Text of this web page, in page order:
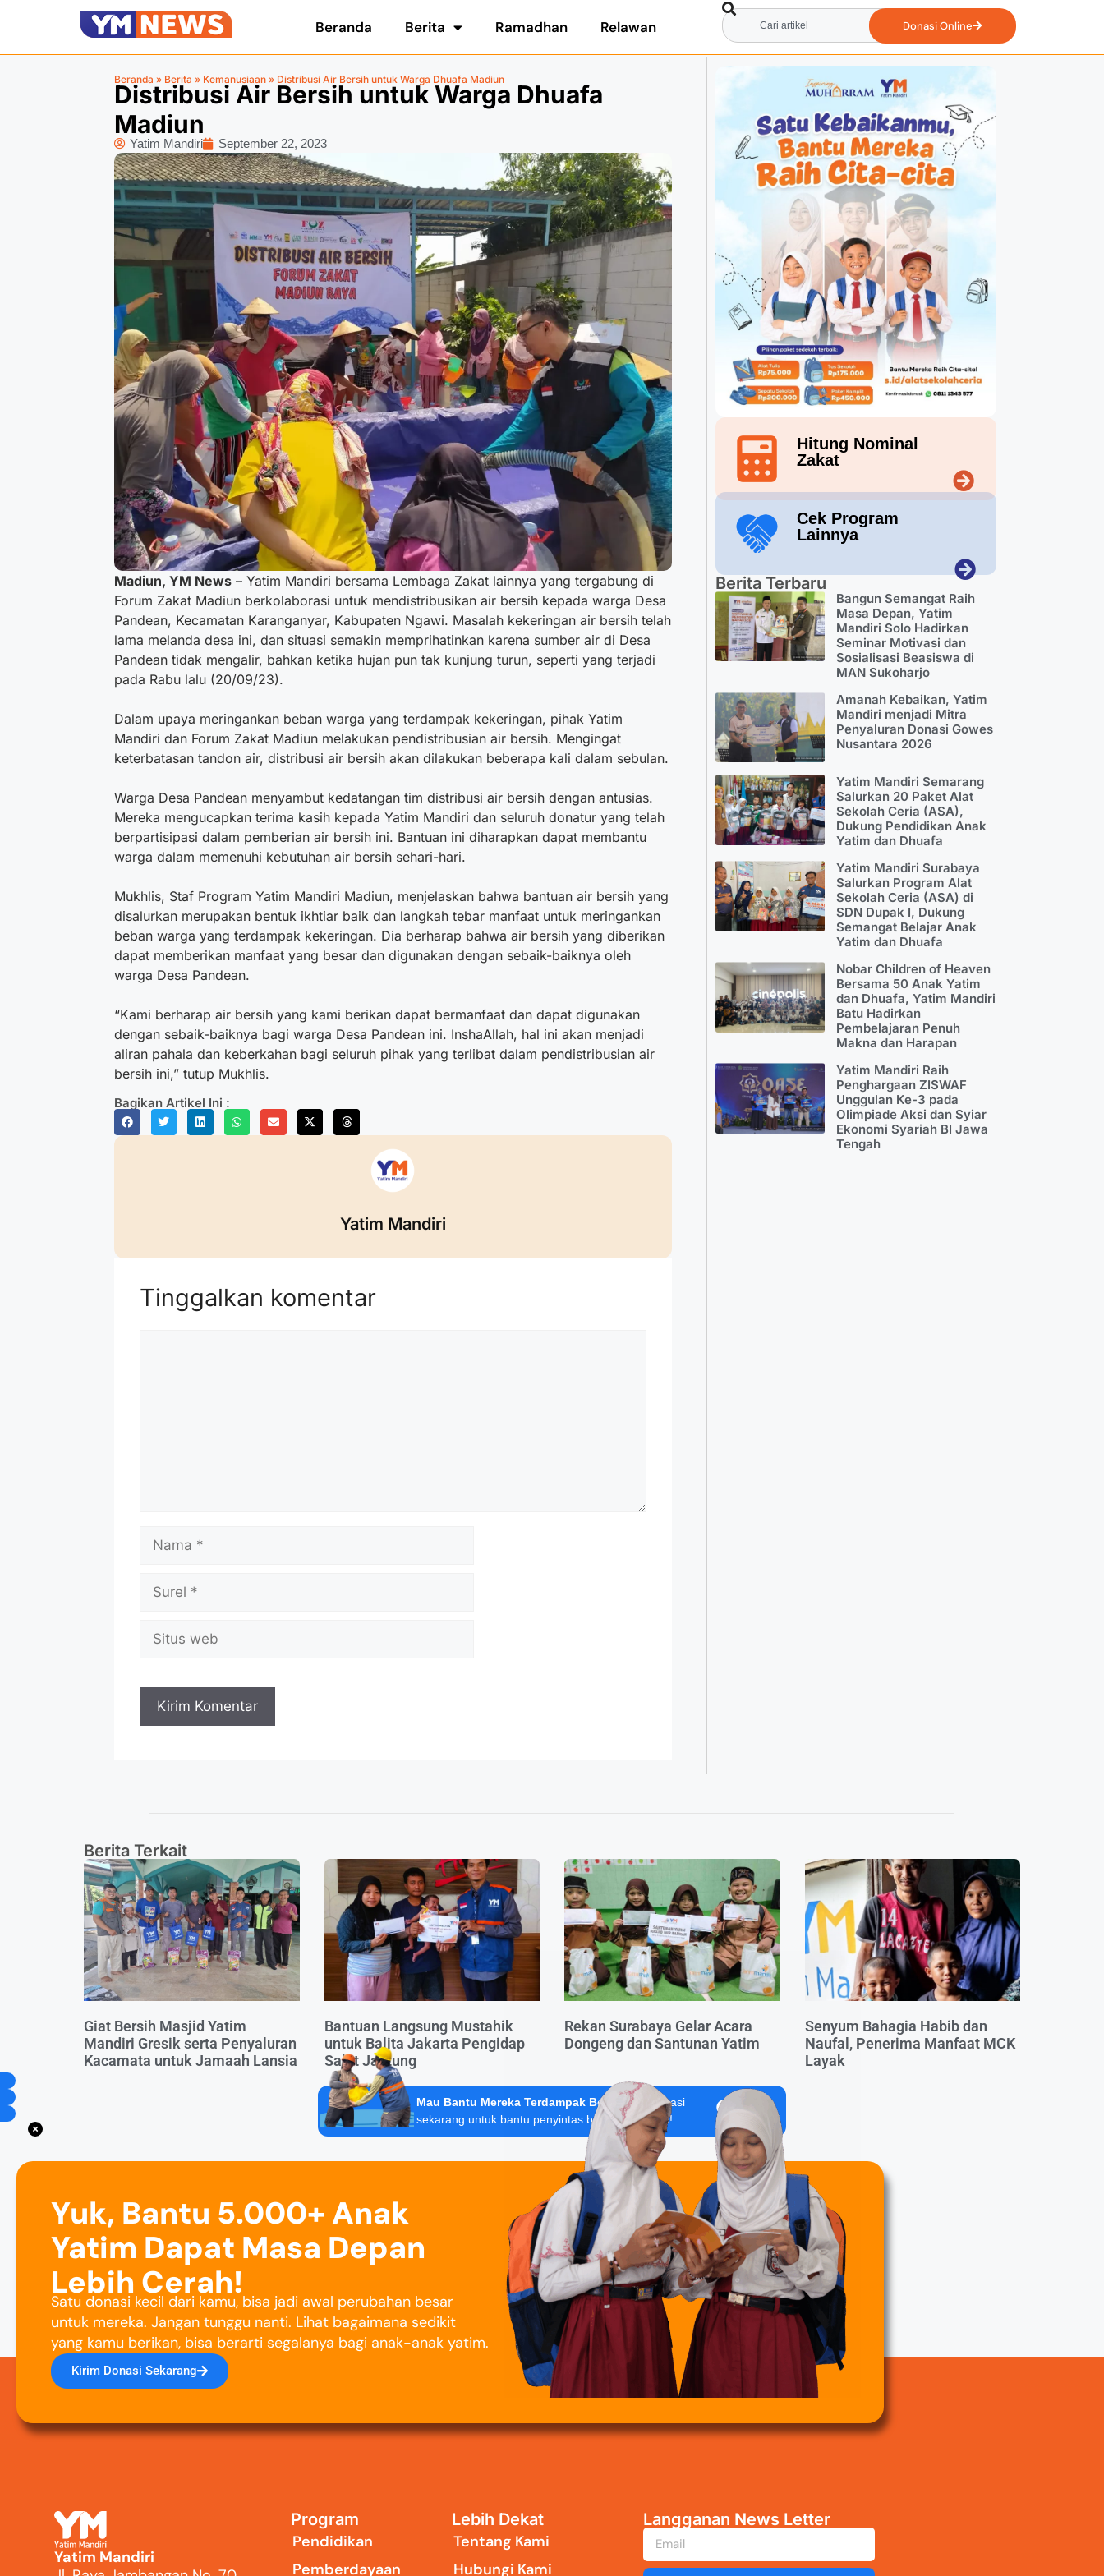
Beranda Berita Ramadhan Relawan Donasi Online
Beranda » Berita » Kemanusiaan » Distribusi Air Bersih untuk Warga Dhuafa Madiun
Distribusi Air Bersih untuk Warga Dhuafa
Madiun
Yatim Mandiri September 22, 2023
Madiun, YM News – Yatim Mandiri bersama Lembaga Zakat lainnya yang tergabung di
Forum Zakat Madiun berkolaborasi untuk mendistribusikan air bersih kepada warga Desa
Pandean, Kecamatan Karanganyar, Kabupaten Ngawi. Masalah kekeringan air bersih telah
lama melanda desa ini, dan situasi semakin memprihatinkan karena sumber air di Desa
Pandean tidak mengalir, bahkan ketika hujan pun tak kunjung turun, seperti yang terjadi
pada Rabu lalu (20/09/23).
Dalam upaya meringankan beban warga yang terdampak kekeringan, pihak Yatim
Mandiri dan Forum Zakat Madiun melakukan pendistribusian air bersih. Mengingat
keterbatasan tandon air, distribusi air bersih akan dilakukan beberapa kali dalam sebulan.
Warga Desa Pandean menyambut kedatangan tim distribusi air bersih dengan antusias.
Mereka mengucapkan terima kasih kepada Yatim Mandiri dan seluruh donatur yang telah
berpartisipasi dalam pemberian air bersih ini. Bantuan ini diharapkan dapat membantu
warga dalam memenuhi kebutuhan air bersih sehari-hari.
Mukhlis, Staf Program Yatim Mandiri Madiun, menjelaskan bahwa bantuan air bersih yang
disalurkan merupakan bentuk ikhtiar baik dan langkah tebar manfaat untuk meringankan
beban warga yang terdampak kekeringan. Dia berharap bahwa air bersih yang diberikan
dapat memberikan manfaat yang besar dan digunakan dengan sebaik-baiknya oleh
warga Desa Pandean.
“Kami berharap air bersih yang kami berikan dapat bermanfaat dan dapat digunakan
dengan sebaik-baiknya bagi warga Desa Pandean ini. InshaAllah, hal ini akan menjadi
aliran pahala dan keberkahan bagi seluruh pihak yang terlibat dalam pendistribusian air
bersih ini,” tutup Mukhlis.
Bagikan Artikel Ini :
Yatim Mandiri
Tinggalkan komentar
Hitung Nominal
Zakat
Cek Program
Lainnya
Berita Terbaru
Bangun Semangat Raih
Masa Depan, Yatim
Mandiri Solo Hadirkan
Seminar Motivasi dan
Sosialisasi Beasiswa di
MAN Sukoharjo
Amanah Kebaikan, Yatim
Mandiri menjadi Mitra
Penyaluran Donasi Gowes
Nusantara 2026
Yatim Mandiri Semarang
Salurkan 20 Paket Alat
Sekolah Ceria (ASA),
Dukung Pendidikan Anak
Yatim dan Dhuafa
Yatim Mandiri Surabaya
Salurkan Program Alat
Sekolah Ceria (ASA) di
SDN Dupak I, Dukung
Semangat Belajar Anak
Yatim dan Dhuafa
Nobar Children of Heaven
Bersama 50 Anak Yatim
dan Dhuafa, Yatim Mandiri
Batu Hadirkan
Pembelajaran Penuh
Makna dan Harapan
Yatim Mandiri Raih
Penghargaan ZISWAF
Unggulan Ke-3 pada
Olimpiade Aksi dan Syiar
Ekonomi Syariah BI Jawa
Tengah
Berita Terkait
Giat Bersih Masjid Yatim
Mandiri Gresik serta Penyaluran
Kacamata untuk Jamaah Lansia
Bantuan Langsung Mustahik
untuk Balita Jakarta Pengidap
Sakit Jantung
Rekan Surabaya Gelar Acara
Dongeng dan Santunan Yatim
Senyum Bahagia Habib dan
Naufal, Penerima Manfaat MCK
Layak
Mau Bantu Mereka Terdampak Bencana?
Donasi
sekarang untuk bantu penyintas banjir Sumatera!
Yuk, Bantu 5.000+ Anak
Yatim Dapat Masa Depan
Lebih Cerah!
Satu donasi kecil dari kamu, bisa jadi awal perubahan besar
untuk mereka. Jangan tunggu nanti. Lihat bagaimana sedikit
yang kamu berikan, bisa berarti segalanya bagi anak-anak yatim.
Kirim Donasi Sekarang
Yatim Mandiri
Program
Pendidikan
Pemberdayaan
Lebih Dekat
Tentang Kami
Hubungi Kami
Langganan News Letter